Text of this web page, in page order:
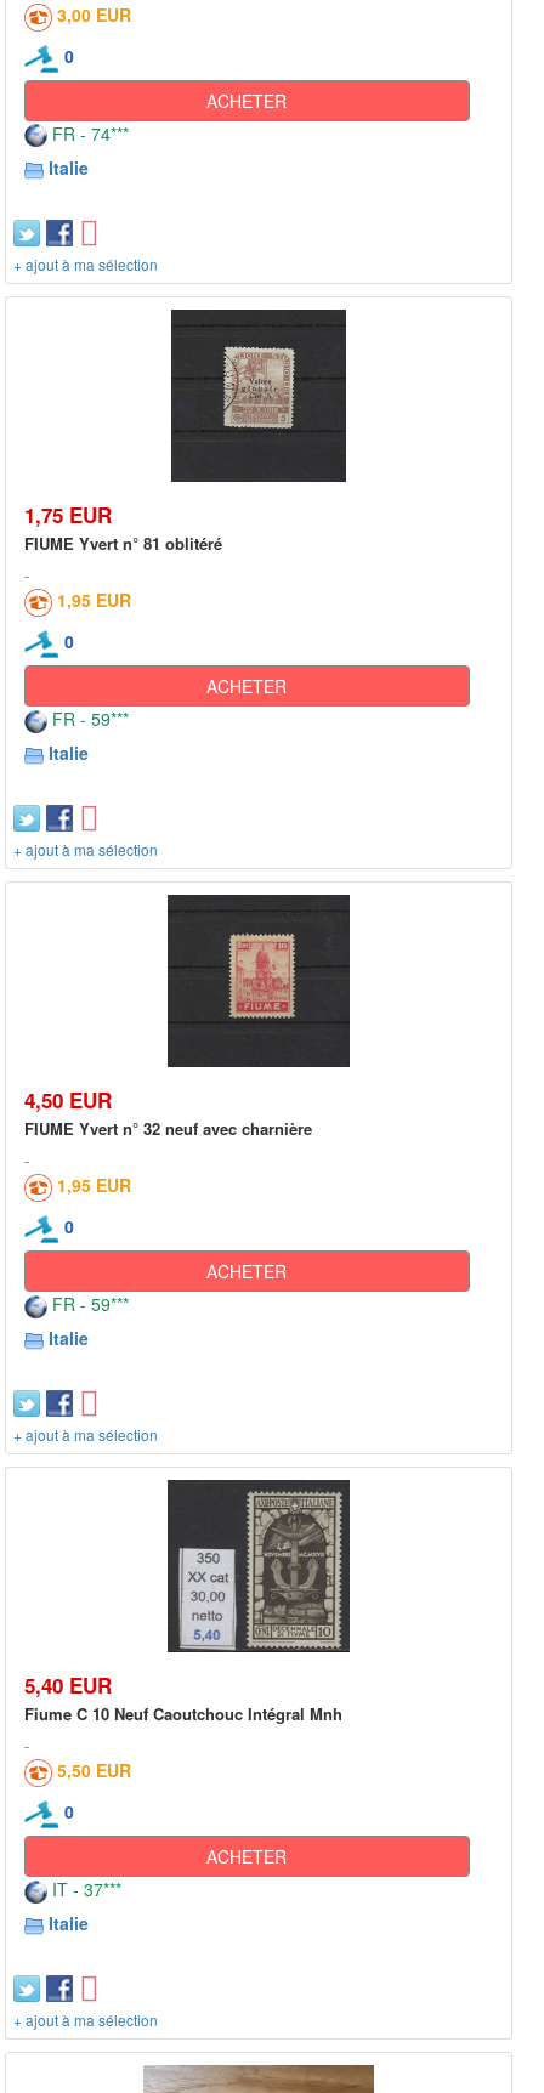
3,00 EUR
0
ACHETER
FR - 74***
Italie
+ ajout à ma sélection
1,75 EUR
FIUME Yvert n° 81 oblitéré
1,95 EUR
0
ACHETER
FR - 59***
Italie
+ ajout à ma sélection
4,50 EUR
FIUME Yvert n° 32 neuf avec charnière
1,95 EUR
0
ACHETER
FR - 59***
Italie
+ ajout à ma sélection
5,40 EUR
Fiume C 10 Neuf Caoutchouc Intégral Mnh
5,50 EUR
0
ACHETER
IT - 37***
Italie
+ ajout à ma sélection